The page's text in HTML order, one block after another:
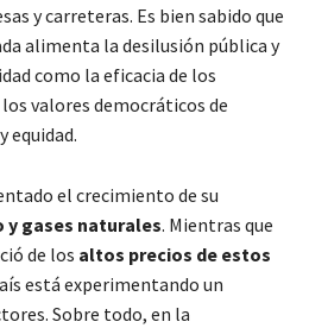
y carreteras. Es bien sabido que
alimenta la desilusión pública y
como la eficacia de los
valores democráticos de
equidad.
el crecimiento de su
y gases naturales. Mientras que
de los altos precios de estos
está experimentando un
Sobre todo, en la